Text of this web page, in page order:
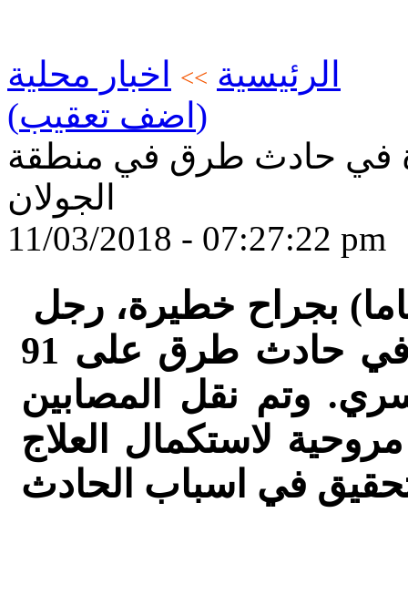
الرئيسية >>
اخبار محلية
(اضف تعقيب)
في حادث طرق في منطقة
الجولان
11/03/2018 - 07:27:22 pm
اخر (56 عاما) بجراح طفيفة، في حادث طرق على 91
وتم نقل المصابين
لاستكمال العلاج